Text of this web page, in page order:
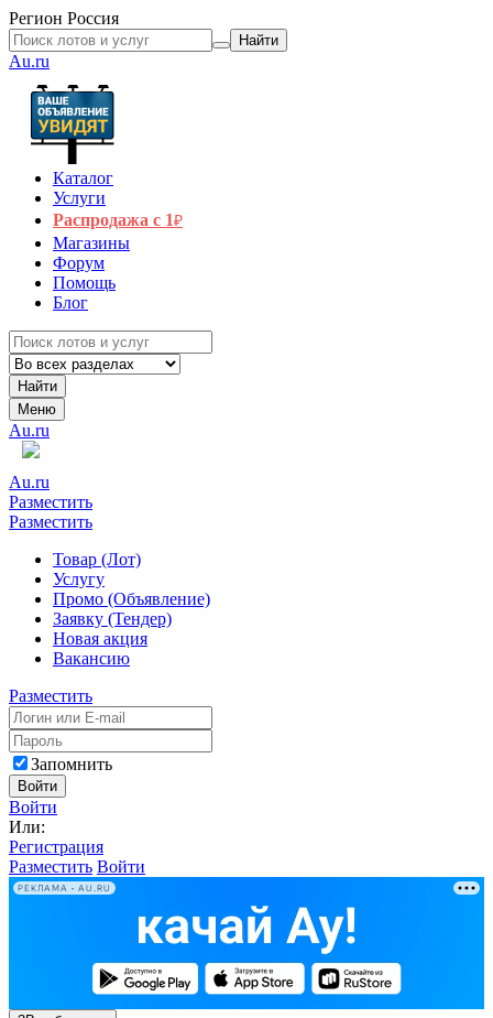
Регион Россия
Найти
Au.ru
Каталог
Услуги
Распродажа с 1₽
Магазины
Форум
Помощь
Блог
Найти
Меню
Au.ru
Au.ru
Разместить
Разместить
Товар (Лот)
Услугу
Промо (Объявление)
Заявку (Тендер)
Новая акция
Вакансию
Разместить
Запомнить
Войти
Войти
Или:
Регистрация
Разместить Войти
РЕКЛАМА • AU.RU